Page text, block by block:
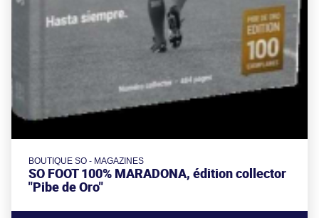
BOUTIQUE SO - MAGAZINES
SO FOOT 100% MARADONA, édition collector
"Pibe de Oro"